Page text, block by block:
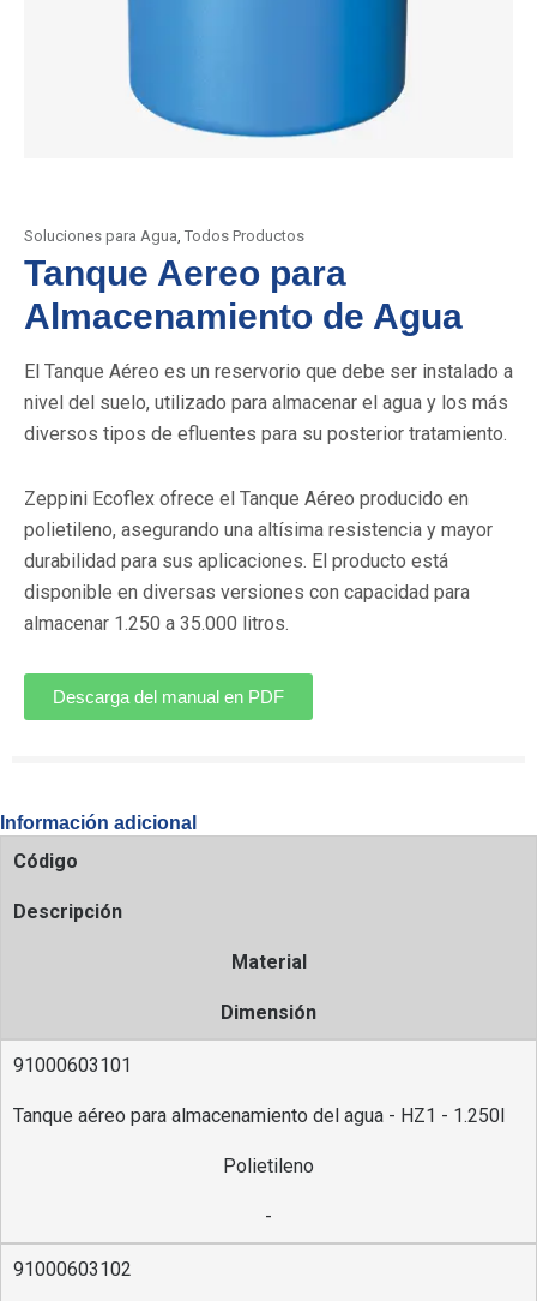
Soluciones para Agua, Todos Productos
Tanque Aereo para
Almacenamiento de Agua
El Tanque Aéreo es un reservorio que debe ser instalado a
nivel del suelo, utilizado para almacenar el agua y los más
diversos tipos de efluentes para su posterior tratamiento.
Zeppini Ecoflex ofrece el Tanque Aéreo producido en
polietileno, asegurando una altísima resistencia y mayor
durabilidad para sus aplicaciones. El producto está
disponible en diversas versiones con capacidad para
almacenar 1.250 a 35.000 litros.
Descarga del manual en PDF
Información adicional
Código
Descripción
Material
Dimensión
91000603101
Tanque aéreo para almacenamiento del agua - HZ1 - 1.250l
Polietileno
-
91000603102